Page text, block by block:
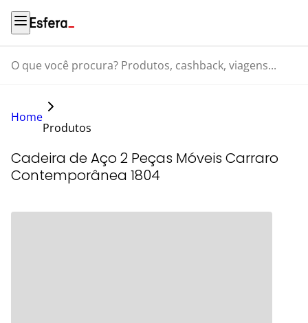
O que você procura? Produtos, cashback, viagens...
Home
Produtos
Cadeira de Aço 2 Peças Móveis Carraro
Contemporânea 1804